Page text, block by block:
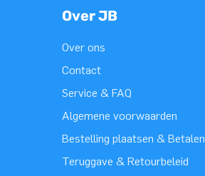
Over JB
Over ons
Contact
Service & FAQ
Algemene voorwaarden
Bestelling plaatsen & Betalen
Teruggave & Retourbeleid